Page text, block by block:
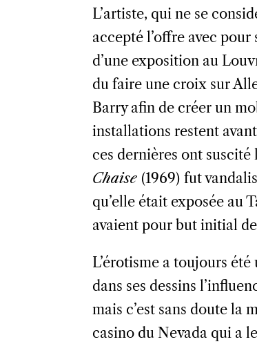
L’artiste, qui ne se
accepté l’offre avec
d’une exposition au
du faire une croix sur
Barry afin de créer un
installations restent
ces dernières ont suscité
Chaise (1969) fut
qu’elle était exposée au
avaient pour but initial
L’érotisme a toujours
dans ses dessins
mais c’est sans doute la
casino du Nevada qui a